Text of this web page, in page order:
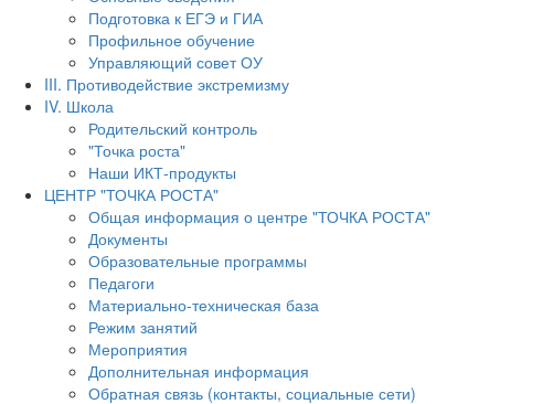
Подготовка к ЕГЭ и ГИА
Профильное обучение
Управляющий совет ОУ
III. Противодействие экстремизму
IV. Школа
Родительский контроль
"Точка роста"
Наши ИКТ-продукты
ЦЕНТР "ТОЧКА РОСТА"
Общая информация о центре "ТОЧКА РОСТА"
Документы
Образовательные программы
Педагоги
Материально-техническая база
Режим занятий
Мероприятия
Дополнительная информация
Обратная связь (контакты, социальные сети)